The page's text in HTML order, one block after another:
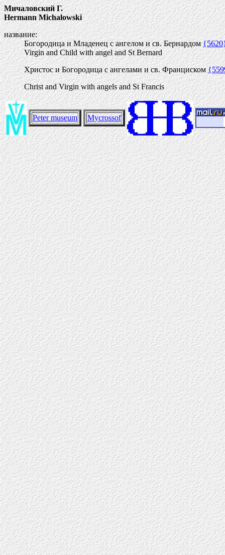
Мичаловский Г.
Hermann Michalowski
название:
Богородица и Младенец с ангелом и св. Бернардом
Virgin and Child with angel and St Bernard
Христос и Богородица с ангелами и св. Франциском
Christ and Virgin with angels and St Francis
Peter museum Mycrossof